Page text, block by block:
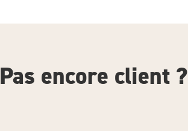
Pas encore client ?